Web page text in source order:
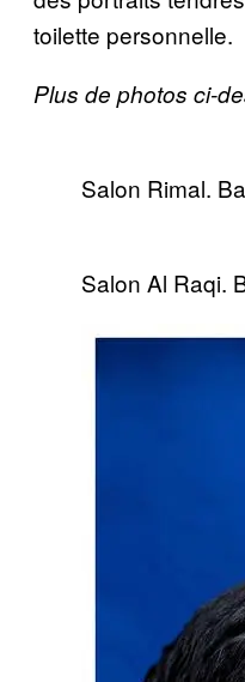
toilette personnelle.
Plus de photos ci-
Salon Rimal.
Salon Al Raqi.